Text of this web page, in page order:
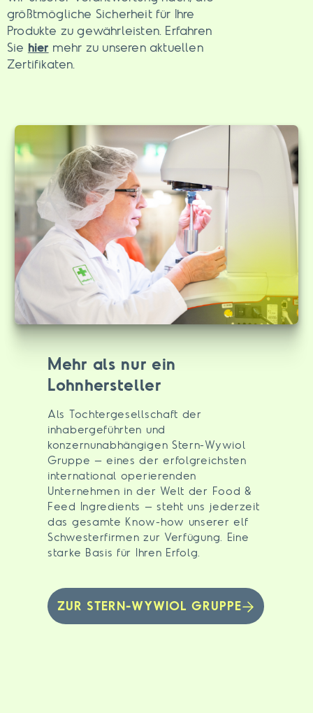
größtmögliche Sicherheit für Ihre
Produkte zu gewährleisten. Erfahren
Sie hier mehr zu unseren aktuellen
Zertifikaten.
Mehr als nur ein
Lohnhersteller
Als Tochtergesellschaft der
inhabergeführten und
konzernunabhängigen Stern-Wywiol
Gruppe – eines der erfolgreichsten
international operierenden
Unternehmen in der Welt der Food &
Feed Ingredients – steht uns jederzeit
das gesamte Know-how unserer elf
Schwesterfirmen zur Verfügung. Eine
starke Basis für Ihren Erfolg.
ZUR STERN-WYWIOL GRUPPE